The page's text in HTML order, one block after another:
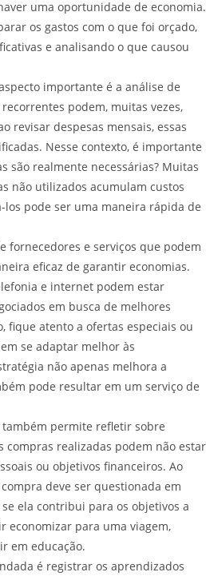
uma oportunidade de economia.
os gastos com o que foi orçado,
e analisando o que causou
importante é a análise de
podem, muitas vezes,
revisar despesas mensais, essas
Nesse contexto, é importante
são realmente necessárias? Muitas
não utilizados acumulam custos
los pode ser uma maneira rápida de
fornecedores e serviços que podem
eficaz de garantir economias.
e internet podem estar
em busca de melhores
fique atento a ofertas especiais ou
se adaptar melhor às
não apenas melhora a
pode resultar em um serviço de
permite refletir sobre
compras realizadas podem não estar
ou objetivos financeiros. Ao
deve ser questionada em
ela contribui para os objetivos a
economizar para uma viagem,
em educação.
é registrar os aprendizados